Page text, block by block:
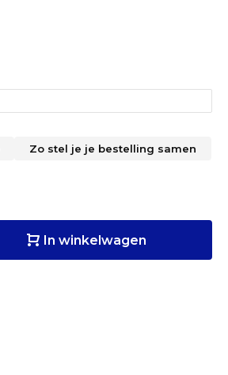
Zo stel je je bestelling samen
In winkelwagen